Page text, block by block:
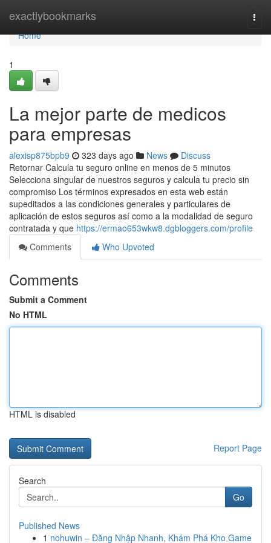
exactlybookmarks
Home
Home
1
La mejor parte de medicos
para empresas
alexisp875bpb9 323 days ago News
Discuss
Retornar Calcula tu seguro online en menos de 5 minutos
Selecciona singular de nuestros seguros y calcula tu precio sin
compromiso Los términos expresados en esta web están
supeditados a las condiciones generales y particulares de
aplicación de estos seguros así como a la modalidad de seguro
contratada y que https://ermao653wkw8.dgbloggers.com/profile
Comments
Who Upvoted
Comments
Submit a Comment
No HTML
HTML is disabled
Report Page
Search
Go
Published News
1 nohuwin – Đăng Nhập Nhanh, Khám Phá Kho Game